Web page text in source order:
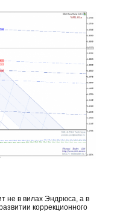
не в вилах Эндрюса, а в
коррекционного